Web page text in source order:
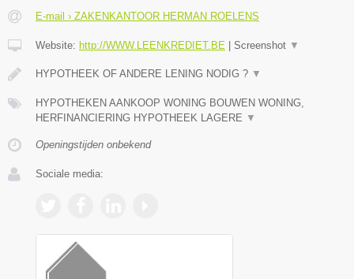
E-mail › ZAKENKANTOOR HERMAN ROELENS
Website: http://WWW.LEENKREDIET.BE Screenshot ▼
HYPOTHEEK OF ANDERE LENING NODIG ? ▼
HYPOTHEKEN AANKOOP WONING BOUWEN WONING,
HERFINANCIERING HYPOTHEEK LAGERE ▼
Openingstijden onbekend
Sociale media: